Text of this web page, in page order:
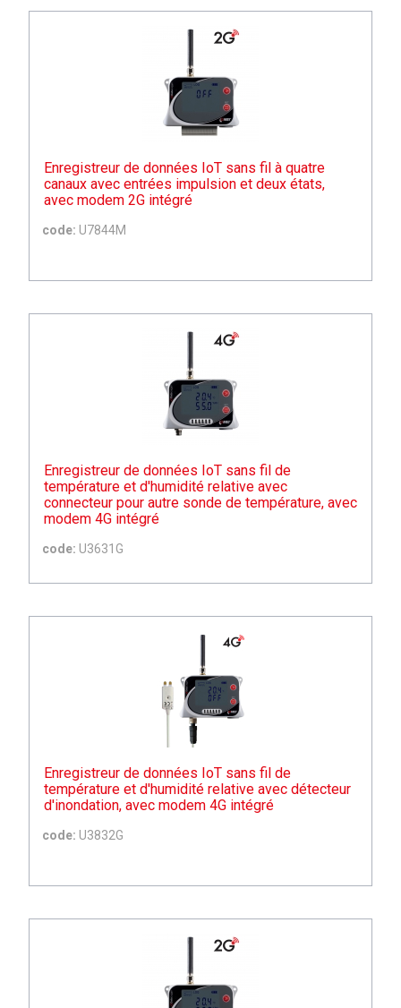
Enregistreur de données IoT sans fil à quatre
canaux avec entrées impulsion et deux états,
avec modem 2G intégré
code: U7844M
Enregistreur de données IoT sans fil de
température et d'humidité relative avec
connecteur pour autre sonde de température, avec
modem 4G intégré
code: U3631G
Enregistreur de données IoT sans fil de
température et d'humidité relative avec détecteur
d'inondation, avec modem 4G intégré
code: U3832G